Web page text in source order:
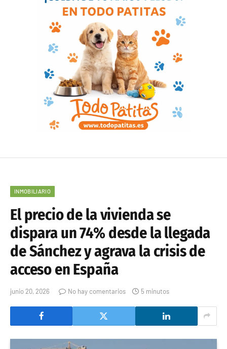
INMOBILIARIO
El precio de la vivienda se
dispara un 74% desde la llegada
de Sánchez y agrava la crisis de
acceso en España
junio 20, 2026 No hay comentarios 5 minutos